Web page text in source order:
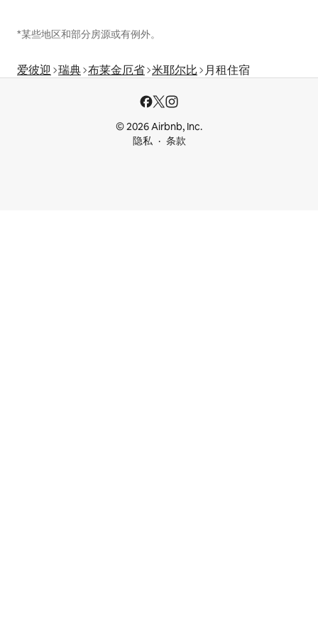
*某些地区和部分房源或有例外。
爱彼迎 瑞典 布莱金厄省 米耶尔比 月租住宿
© 2026 Airbnb, Inc.
隐私
条款